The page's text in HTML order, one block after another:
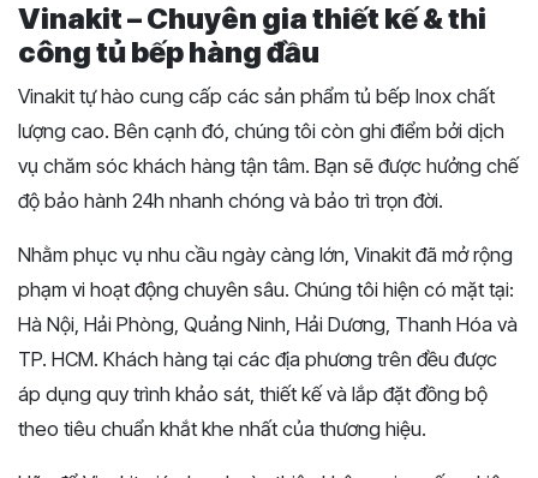
Vinakit – Chuyên gia thiết kế & thi
công tủ bếp hàng đầu
Vinakit tự hào cung cấp các sản phẩm tủ bếp Inox chất
lượng cao. Bên cạnh đó, chúng tôi còn ghi điểm bởi dịch
vụ chăm sóc khách hàng tận tâm. Bạn sẽ được hưởng chế
độ bảo hành 24h nhanh chóng và bảo trì trọn đời.
Nhằm phục vụ nhu cầu ngày càng lớn, Vinakit đã mở rộng
phạm vi hoạt động chuyên sâu. Chúng tôi hiện có mặt tại:
Hà Nội, Hải Phòng, Quảng Ninh, Hải Dương, Thanh Hóa và
TP. HCM. Khách hàng tại các địa phương trên đều được
áp dụng quy trình khảo sát, thiết kế và lắp đặt đồng bộ
theo tiêu chuẩn khắt khe nhất của thương hiệu.